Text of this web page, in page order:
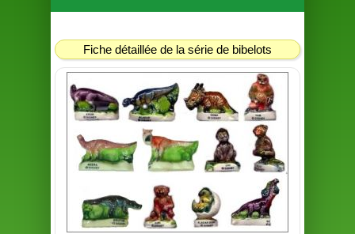
Fiche détaillée de la série de bibelots